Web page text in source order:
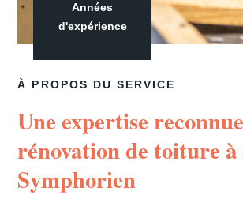
À PROPOS DU SERVICE
Une expertise
rénovation de toiture à
Symphorien
Années
d'expérience